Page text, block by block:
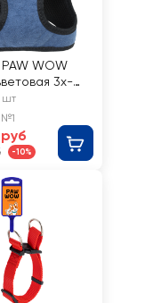
WOW
3х-
29–34см
шт
-10%